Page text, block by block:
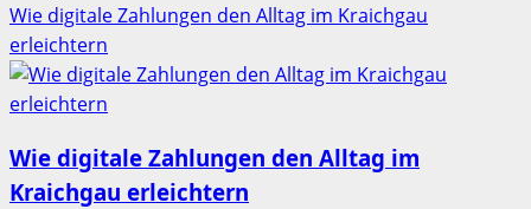
Wie digitale Zahlungen den Alltag im Kraichgau
erleichtern
Wie digitale Zahlungen den Alltag im
Kraichgau erleichtern